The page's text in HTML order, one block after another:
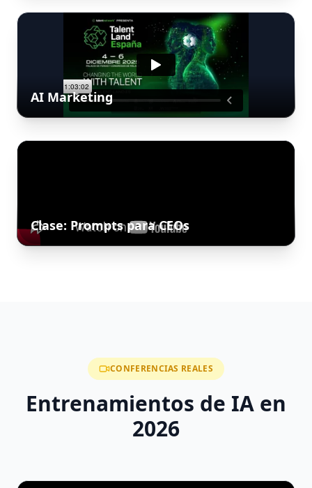
AI Marketing
Clase: Prompts para CEOs
CONFERENCIAS REALES
Entrenamientos de IA en
2026